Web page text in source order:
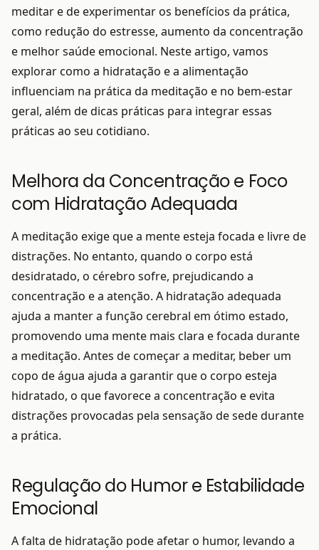
meditar e de experimentar os benefícios da prática,
como redução do estresse, aumento da concentração
e melhor saúde emocional. Neste artigo, vamos
explorar como a hidratação e a alimentação
influenciam na prática da meditação e no bem-estar
geral, além de dicas práticas para integrar essas
práticas ao seu cotidiano.
Melhora da Concentração e Foco
com Hidratação Adequada
A meditação exige que a mente esteja focada e livre de
distrações. No entanto, quando o corpo está
desidratado, o cérebro sofre, prejudicando a
concentração e a atenção. A hidratação adequada
ajuda a manter a função cerebral em ótimo estado,
promovendo uma mente mais clara e focada durante
a meditação. Antes de começar a meditar, beber um
copo de água ajuda a garantir que o corpo esteja
hidratado, o que favorece a concentração e evita
distrações provocadas pela sensação de sede durante
a prática.
Regulação do Humor e Estabilidade
Emocional
A falta de hidratação pode afetar o humor, levando a